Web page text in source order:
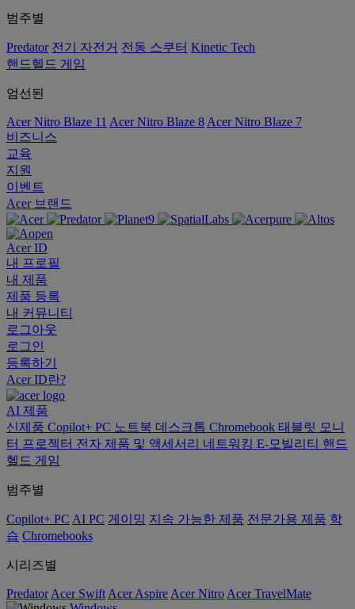
범주별
Predator 전기 자전거 전동 스쿠터 Kinetic Tech
핸드헬드 게임
엄선된
Acer Nitro Blaze 11 Acer Nitro Blaze 8 Acer Nitro Blaze 7
비즈니스
교육
지원
이벤트
Acer 브랜드
Acer ID
내 프로필
내 제품
제품 등록
내 커뮤니티
로그아웃
로그인
등록하기
Acer ID란?
AI 제품
신제품 Copilot+ PC 노트북 데스크톱 Chromebook 태블릿 모니
터 프로젝터 전자 제품 및 액세서리 네트워킹 E-모빌리티 핸드
헬드 게임
범주별
Copilot+ PC AI PC 게이밍 지속 가능한 제품 전문가용 제품 학
습 Chromebooks
시리즈별
Predator Acer Swift Acer Aspire Acer Nitro Acer TravelMate